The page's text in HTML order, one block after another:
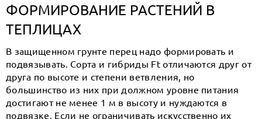
ФОРМИРОВАНИЕ РАСТЕНИЙ В
ТЕПЛИЦАХ
В защищенном грунте перец надо формировать и
подвязывать. Сорта и гибриды Ft отличаются друг от
друга по высоте и степени ветвления, но
большинство из них при должном уровне питания
достигают не менее 1 м в высоту и нуждаются в
подвязке. Если не ограничивать искусственно их